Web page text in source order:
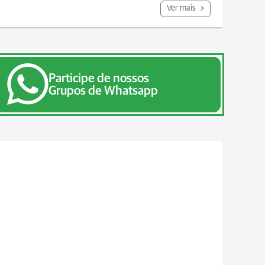
Ver mais
Participe de nossos
Grupos de Whatsapp